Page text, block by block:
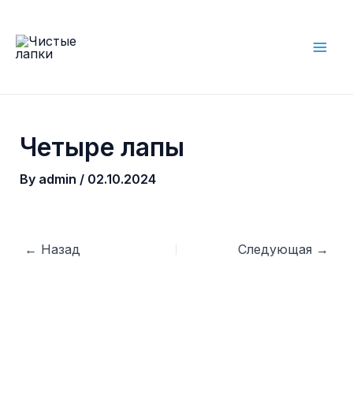
content
Четыре лапы
By admin / 02.10.2024
Post
← Назад Следующая →